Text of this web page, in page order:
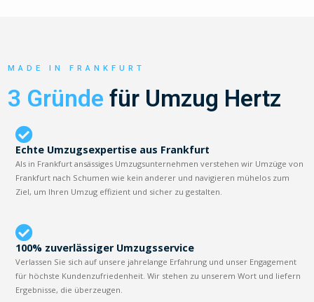
MADE IN FRANKFURT
3 Gründe für Umzug Hertz
Echte Umzugsexpertise aus Frankfurt
Als in Frankfurt ansässiges Umzugsunternehmen verstehen wir Umzüge von
Frankfurt nach Schumen wie kein anderer und navigieren mühelos zum
Ziel, um Ihren Umzug effizient und sicher zu gestalten.
100% zuverlässiger Umzugsservice
Verlassen Sie sich auf unsere jahrelange Erfahrung und unser Engagement
für höchste Kundenzufriedenheit. Wir stehen zu unserem Wort und liefern
Ergebnisse, die überzeugen.